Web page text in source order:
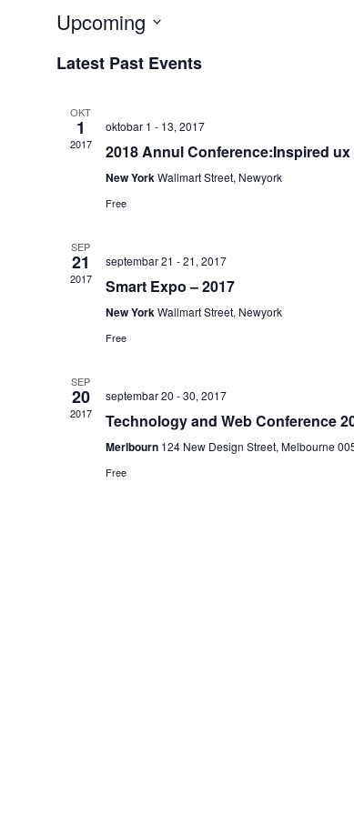
Upcoming
date.
Latest Past Events
OKT
1
2017
oktobar 1 - 13, 2017
2018 Annul Conference:Inspired
New YorkWallmart Street, Newyork
Free
SEP
21
2017
septembar 21 -21, 2017
Smart Expo – 2017
New YorkWallmart Street, Newyork
Free
SEP
20
2017
septembar 20 -30, 2017
Technology and Web Conference
Merlbourn 124 New Design Street, Melbourne
Free